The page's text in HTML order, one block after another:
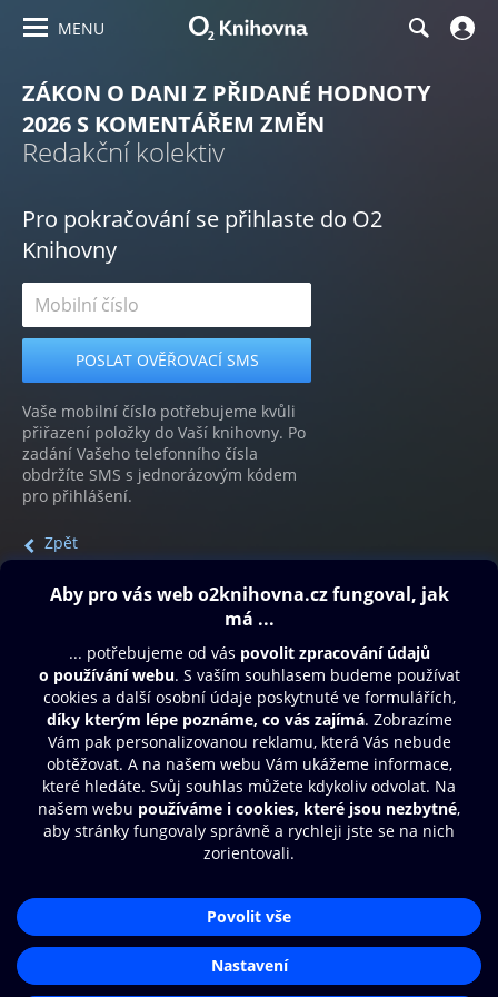
MENU
ZÁKON O DANI Z PŘIDANÉ HODNOTY
2026 S KOMENTÁŘEM ZMĚN
Redakční kolektiv
Pro pokračování se přihlaste do O2
Knihovny
Vaše mobilní číslo potřebujeme kvůli
přiřazení položky do Vaší knihovny. Po
zadání Vašeho telefonního čísla
obdržíte SMS s jednorázovým kódem
pro přihlášení.
Zpět
Obsah ke stažení
Moje O2 Knihovna
Další zábava
© O2 Czech Republic a.s.
Přístupnost
Zásady zpracování osobních údajůAplikace O2 Knihovna
Čti a poslouchej své e-knihy a
audioknihy rychleji a pohodlněji.